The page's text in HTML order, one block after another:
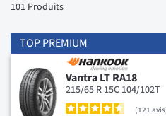
101 Produits
TOP PREMIUM
Vantra LT RA18
215/65 R 15C 104/102T
121 avis